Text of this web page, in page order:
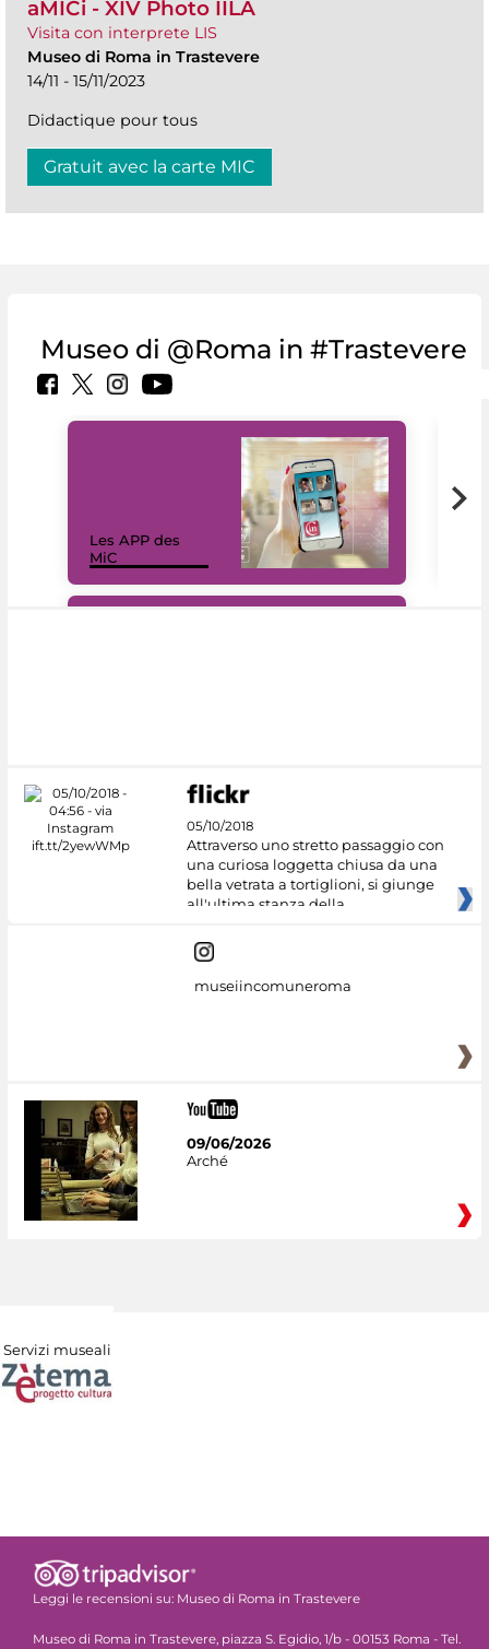
aMICi - XIV Photo IILA
Visita con interprete LIS
Museo di Roma in Trastevere
14/11 - 15/11/2023
Didactique pour tous
Gratuit avec la carte MIC
Museo di @Roma in #Trastevere
Les APP des
MiC
05/10/2018
Attraverso uno stretto passaggio con
una curiosa loggetta chiusa da una
bella vetrata a tortiglioni, si giunge
all'ultima stanza della
museiincomuneroma
09/06/2026
Arché
Servizi museali
Leggi le recensioni su: Museo di Roma in Trastevere
Museo di Roma in Trastevere, piazza S. Egidio, 1/b - 00153 Roma - Tel.